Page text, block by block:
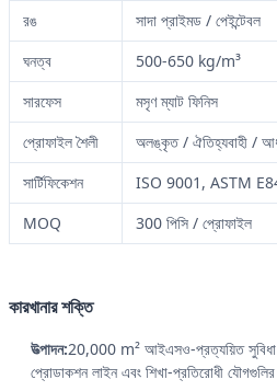
রঙ
সাদা প্রাইমড / পেইন্টেবল
ঘনত্ব
500-650 kg/m³
সারফেস
মসৃণ ম্যাট ফিনিস
প্রোফাইল শৈলী
অলঙ্কৃত / ঐতিহ্যবাহী /
সার্টিফিকেশন
ISO 9001, ASTM
MOQ
300 পিসি / প্রোফাইল
কারখানার শক্তি
উত্পাদন:20,000 m² আইএসও-প্রত্যয়িত সুবিধা
প্রোডাকশন লাইন এবং শিখা-প্রতিরোধী